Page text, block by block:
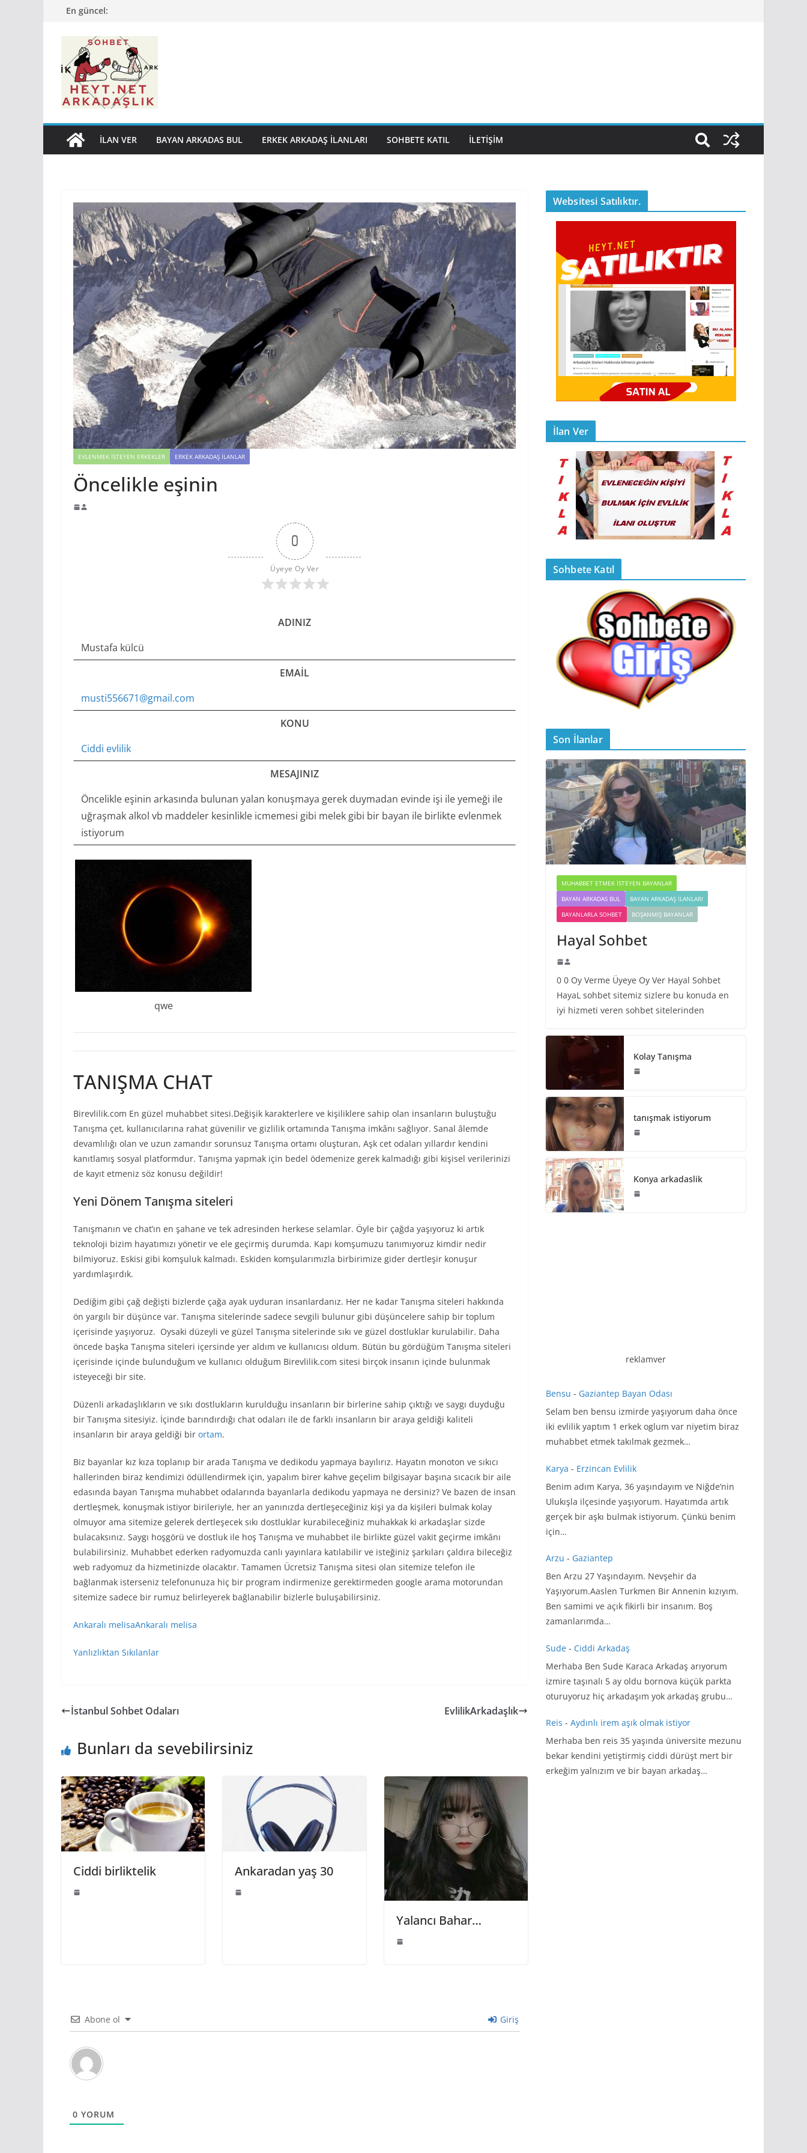
En güncel:
İLAN VER BAYAN ARKADAS BUL ERKEK ARKADAŞ İLANLARI SOHBETE KATIL İLETIŞIM
EVLENMEK İSTEYEN ERKEKLER ERKEK ARKADAŞ İLANLAR
Öncelikle eşinin
0
Üyeye Oy Ver
ADINIZ
Mustafa külcü
EMAIL
musti556671@gmail.com
KONU
Ciddi evlilik
MESAJINIZ
Öncelikle eşinin arkasında bulunan yalan konuşmaya gerek duymadan evinde işi ile yemeği ile
uğraşmak alkol vb maddeler kesinlikle icmemesi gibi melek gibi bir bayan ile birlikte evlenmek
istiyorum
qwe
TANIŞMA CHAT
Birevlilik.com En güzel muhabbet sitesi.Değişik karakterlere ve kişiliklere sahip olan insanların buluştuğu
Tanışma çet, kullanıcılarına rahat güvenilir ve gizlilik ortamında Tanışma imkânı sağlıyor. Sanal âlemde
devamlılığı olan ve uzun zamandır sorunsuz Tanışma ortamı oluşturan, Aşk cet odaları yıllardır kendini
kanıtlamış sosyal platformdur. Tanışma yapmak için bedel ödemenize gerek kalmadığı gibi kişisel verilerinizi
de kayıt etmeniz söz konusu değildir!
Yeni Dönem Tanışma siteleri
Tanışmanın ve chat’ın en şahane ve tek adresinden herkese selamlar. Öyle bir çağda yaşıyoruz ki artık
teknoloji bizim hayatımızı yönetir ve ele geçirmiş durumda. Kapı komşumuzu tanımıyoruz kimdir nedir
bilmiyoruz. Eskisi gibi komşuluk kalmadı. Eskiden komşularımızla birbirimize gider dertleşir konuşur
yardımlaşırdık.
Dediğim gibi çağ değişti bizlerde çağa ayak uyduran insanlardanız. Her ne kadar Tanışma siteleri hakkında
ön yargılı bir düşünce var. Tanışma sitelerinde sadece sevgili bulunur gibi düşüncelere sahip bir toplum
içerisinde yaşıyoruz. Oysaki düzeyli ve güzel Tanışma sitelerinde sıkı ve güzel dostluklar kurulabilir. Daha
öncede başka Tanışma siteleri içersinde yer aldım ve kullanıcısı oldum. Bütün bu gördüğüm Tanışma siteleri
içerisinde içinde bulunduğum ve kullanıcı olduğum Birevlilik.com sitesi birçok insanın içinde bulunmak
isteyeceği bir site.
Düzenli arkadaşlıkların ve sıkı dostlukların kurulduğu insanların bir birlerine sahip çıktığı ve saygı duyduğu
bir Tanışma sitesiyiz. İçinde barındırdığı chat odaları ile de farklı insanların bir araya geldiği kaliteli
insanların bir araya geldiği bir ortam.
Biz bayanlar kız kıza toplanıp bir arada Tanışma ve dedikodu yapmaya bayılırız. Hayatın monoton ve sıkıcı
hallerinden biraz kendimizi ödüllendirmek için, yapalım birer kahve geçelim bilgisayar başına sıcacık bir aile
edasında bayan Tanışma muhabbet odalarında bayanlarla dedikodu yapmaya ne dersiniz? Ve bazen de insan
dertleşmek, konuşmak istiyor birileriyle, her an yanınızda dertleşeceğiniz kişi ya da kişileri bulmak kolay
olmuyor ama sitemize gelerek dertleşecek sıkı dostluklar kurabileceğiniz muhakkak ki arkadaşlar sizde
bulacaksınız. Saygı hoşgörü ve dostluk ile hoş Tanışma ve muhabbet ile birlikte güzel vakit geçirme imkânı
bulabilirsiniz. Muhabbet ederken radyomuzda canlı yayınlara katılabilir ve isteğiniz şarkıları çaldıra bileceğiz
web radyomuz da hizmetinizde olacaktır. Tamamen Ücretsiz Tanışma sitesi olan sitemize telefon ile
bağlanmak isterseniz telefonunuza hiç bir program indirmenize gerektirmeden google arama motorundan
sitemize sadece bir rumuz belirleyerek bağlanabilir bizlerle buluşabilirsiniz.
Ankaralı melisaAnkaralı melisa
Yanlızlıktan Sıkılanlar
İstanbul Sohbet Odaları EvlilikArkadaşlık
Bunları da sevebilirsiniz
Ciddi birliktelik Ankaradan yaş 30
Yalancı Bahar…
Abone ol Giriş
0 YORUM
Websitesi Satılıktır.
İlan Ver
Sohbete Katıl
Son İlanlar
MUHABBET ETMEK İSTEYEN BAYANLAR
BAYAN ARKADAS BUL
BAYAN ARKADAŞ İLANLARI
BAYANLARLA SOHBET
BOŞANMIŞ BAYANLAR
Hayal Sohbet
0 0 Oy Verme Üyeye Oy Ver Hayal Sohbet
HayaL sohbet sitemiz sizlere bu konuda en
iyi hizmeti veren sohbet sitelerinden
Kolay Tanışma
tanışmak istiyorum
Konya arkadaslik
reklamver
Bensu - Gaziantep Bayan Odası
Selam ben bensu izmirde yaşıyorum daha önce
iki evlilik yaptım 1 erkek oglum var niyetim biraz
muhabbet etmek takılmak gezmek…
Karya - Erzincan Evlilik
Benim adım Karya, 36 yaşındayım ve Niğde’nin
Ulukışla ilçesinde yaşıyorum. Hayatımda artık
gerçek bir aşkı bulmak istiyorum. Çünkü benim
için…
Arzu - Gaziantep
Ben Arzu 27 Yaşındayım. Nevşehir da
Yaşıyorum.Aaslen Turkmen Bir Annenin kızıyım.
Ben samimi ve açık fikirli bir insanım. Boş
zamanlarımda…
Sude - Ciddi Arkadaş
Merhaba Ben Sude Karaca Arkadaş arıyorum
izmire taşınalı 5 ay oldu bornova küçük parkta
oturuyoruz hiç arkadaşım yok arkadaş grubu…
Reis - Aydınlı irem aşık olmak istiyor
Merhaba ben reis 35 yaşında üniversite mezunu
bekar kendini yetiştirmiş ciddi dürüşt mert bir
erkeğim yalnızım ve bir bayan arkadaş…